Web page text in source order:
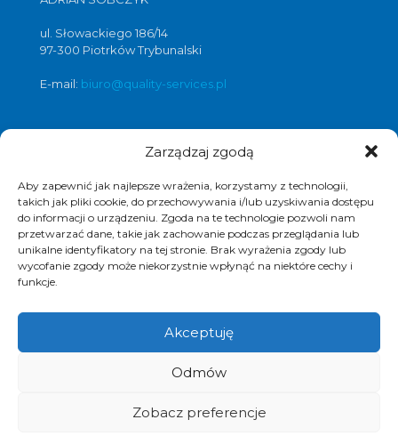
Zarządzaj zgodą
Aby zapewnić jak najlepsze wrażenia, korzystamy z technologii,
takich jak pliki cookie, do przechowywania i/lub uzyskiwania dostępu
do informacji o urządzeniu. Zgoda na te technologie pozwoli nam
przetwarzać dane, takie jak zachowanie podczas przeglądania lub
unikalne identyfikatory na tej stronie. Brak wyrażenia zgody lub
wycofanie zgody może niekorzystnie wpłynąć na niektóre cechy i
funkcje.
Akceptuję
Odmów
Zobacz preferencje
ul. Słowackiego 186/14
97-300 Piotrków Trybunalski
E-mail: biuro@quality-services.pl
Oferta usług czyszczenia posadzek i
czyszczenie posadzek Warszawa,
czyszczenie posadzek Łódź,
czyszczenie posadzek Poznań,
czyszczenie posadzek Katowice,
czyszczenia obiektów, polimeryzacja posadzek.
piotrkow.pl